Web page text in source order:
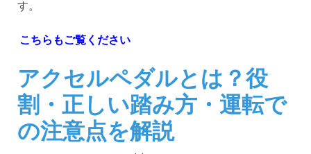
す。
こちらもご覧ください
アクセルペダルとは？役
割・正しい踏み方・運転で
の注意点を解説